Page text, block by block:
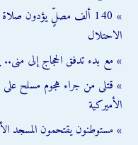
» 140 ألف مصلٍّ يؤدون
الاحتلال
» مع بدء تدفق الحجاج إلى منى..
» قتلى من جراء هجوم مسلح على
الأميركية
» مستوطنون يقتحمون المسجد